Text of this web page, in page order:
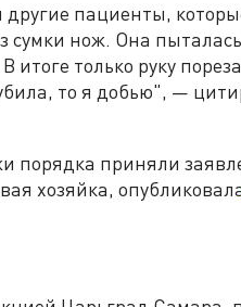
пациенты,
нож. Она
итоге только руку
то я добью", —
порядка приняли
хозяйка,